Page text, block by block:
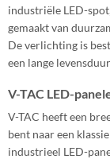
industriële LED-
gemaakt van
De verlichting is
een lange
V-TAC LED-
V-TAC heeft een
bent naar een
industrieel LED-